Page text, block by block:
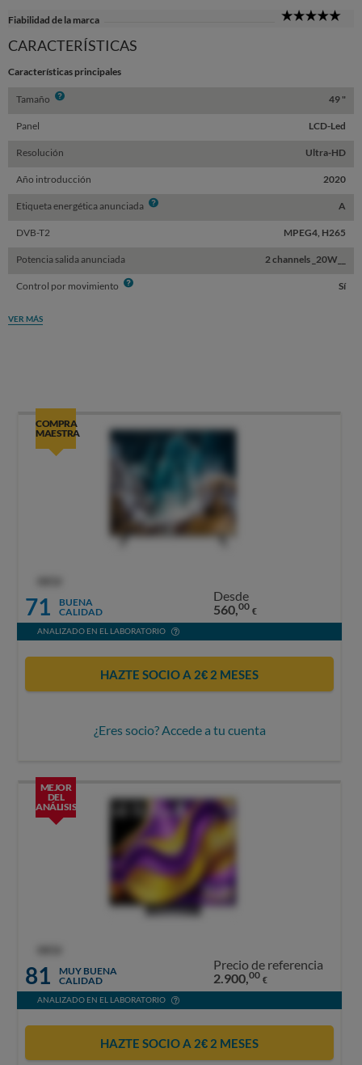
Fiabilidad de la marca
CARACTERÍSTICAS
Características principales
Tamaño Info 49 "
Panel LCD-Led
Resolución Ultra-HD
Año introducción 2020
Etiqueta energética anunciada Info A
DVB-T2 MPEG4, H265
Potencia salida anunciada 2 channels _20W__
Control por movimiento Info Sí
VER MÁS
COMPRA
MAESTRA
71
BUENA
CALIDAD
Desde
560,00 €
ANALIZADO EN EL LABORATORIO
HAZTE SOCIO A 2€ 2 MESES
¿Eres socio? Accede a tu cuenta
MEJOR
DEL
ANÁLISIS
81
MUY BUENA
CALIDAD
Precio de referencia
2.900,00 €
ANALIZADO EN EL LABORATORIO
HAZTE SOCIO A 2€ 2 MESES